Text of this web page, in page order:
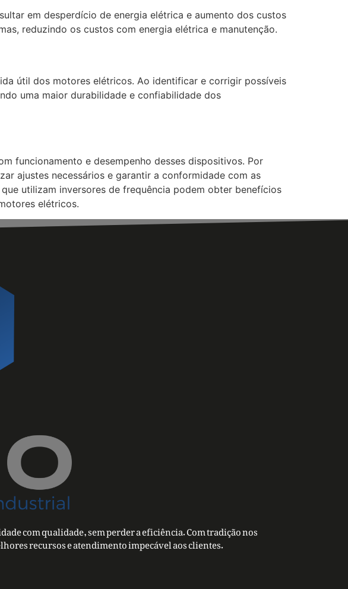
em desperdício de energia elétrica e aumento dos custos
reduzindo os custos com energia elétrica e manutenção.
útil dos motores elétricos. Ao identificar e corrigir possíveis
uma maior durabilidade e confiabilidade dos
funcionamento e desempenho desses dispositivos. Por
ajustes necessários e garantir a conformidade com as
utilizam inversores de frequência podem obter benefícios
elétricos.
com qualidade, sem perder a eficiência. Com tradição nos
recursos e atendimento impecável aos clientes.